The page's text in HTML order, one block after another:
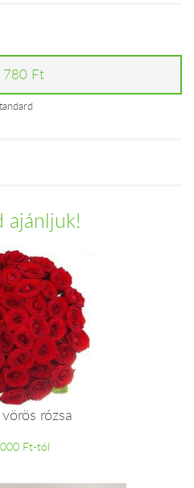
780 Ft
ajánljuk!
rózsa
Ft-tól